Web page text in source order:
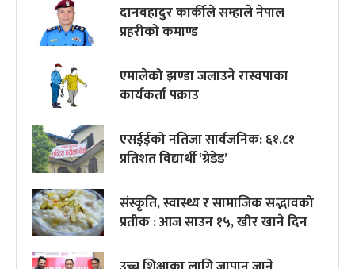
दानबहादुर कार्कीले सम्हाले नेपाल
प्रहरीको कमाण्ड
एमालेको झण्डा जलाउने रास्वपाका
कार्यकर्ता पक्राउ
एसईईको नतिजा सार्वजनिक: ६१.८१
प्रतिशत विद्यार्थी ‘ग्रेडेड’
संस्कृति, स्वास्थ्य र सामाजिक सद्भावको
प्रतीक : आज साउन १५, खीर खाने दिन